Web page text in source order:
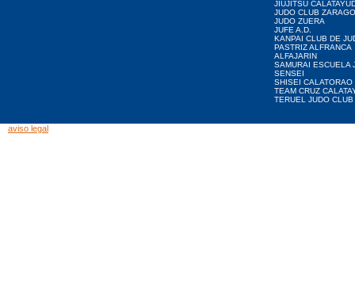
JIUJITSU
JUDO CLUB
JUDO ZUERA
JUFE A.D.
KANPAI CLUB DE
PASTRIZ ALFRANCA
ALFAJARIN
SAMURAI ESCUELA
SENSEI
SHISEI CALATORAO
TEAM CRUZ
TERUEL JUDO CLUB
aviso legal